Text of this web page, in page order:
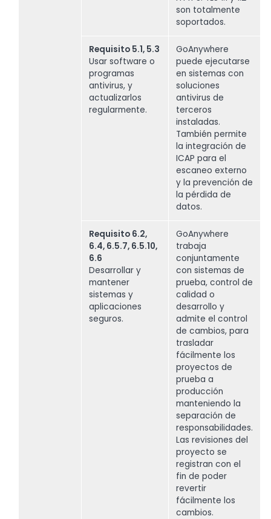
son totalmente
soportados.
Requisito 5.1, 5.3
Usar software o
programas
antivirus, y
actualizarlos
regularmente.
GoAnywhere
puede ejecutarse
en sistemas con
soluciones
antivirus de
terceros
instaladas.
También permite
la integración de
ICAP para el
escaneo externo
y la prevención de
la pérdida de
datos.
Requisito 6.2,
6.4, 6.5.7, 6.5.10,
6.6
Desarrollar y
mantener
sistemas y
aplicaciones
seguros.
GoAnywhere
trabaja
conjuntamente
con sistemas de
prueba, control de
calidad o
desarrollo y
admite el control
de cambios, para
trasladar
fácilmente los
proyectos de
prueba a
producción
manteniendo la
separación de
responsabilidades.
Las revisiones del
proyecto se
registran con el
fin de poder
revertir
fácilmente los
cambios.